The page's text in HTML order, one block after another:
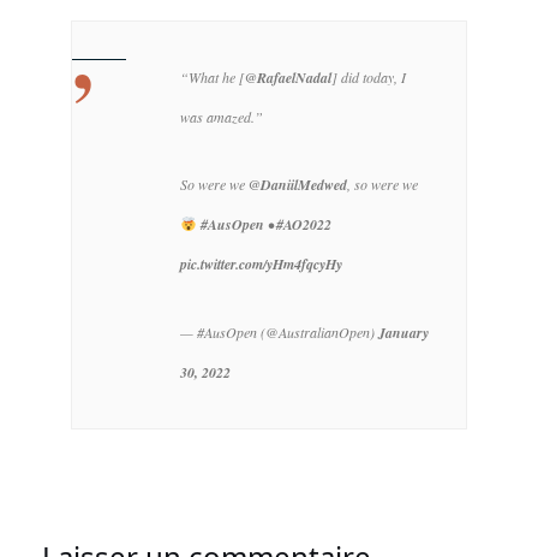
“What he [@RafaelNadal] did today, I
was amazed.”
So were we @DaniilMedwed , so were we
#AusOpen •#AO2022
pic.twitter.com/yHm4fqcyHy
— #AusOpen (@AustralianOpen)January
30, 2022